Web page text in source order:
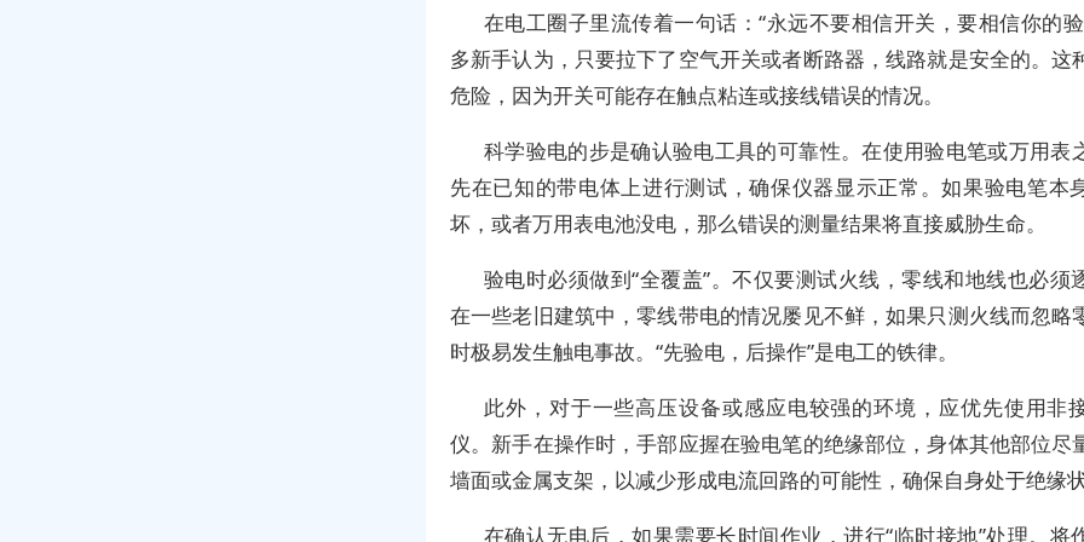
在电工圈子里流传着一句话：“永远不要相信开关，要相信你的
多新手认为，只要拉下了空气开关或者断路器，线路就是安全的。这
危险，因为开关可能存在触点粘连或接线错误的情况。
科学验电的步是确认验电工具的可靠性。在使用验电笔或万用表
先在已知的带电体上进行测试，确保仪器显示正常。如果验电笔本
坏，或者万用表电池没电，那么错误的测量结果将直接威胁生命。
验电时必须做到“全覆盖”。不仅要测试火线，零线和地线也必须
在一些老旧建筑中，零线带电的情况屡见不鲜，如果只测火线而忽略
时极易发生触电事故。“先验电，后操作”是电工的铁律。
此外，对于一些高压设备或感应电较强的环境，应优先使用非
仪。新手在操作时，手部应握在验电笔的绝缘部位，身体其他部位尽
墙面或金属支架，以减少形成电流回路的可能性，确保自身处于绝缘
在确认无电后，如果需要长时间作业，进行“临时接地”处理。将